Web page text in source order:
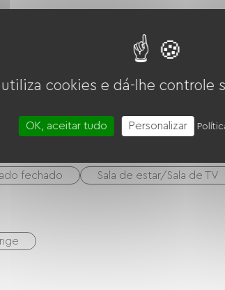
ondas Quatro
Exaustor
fechado Sala de estar/Sala de TV
cookies e dá-lhe controle
OK, aceitar tudo Personalizar